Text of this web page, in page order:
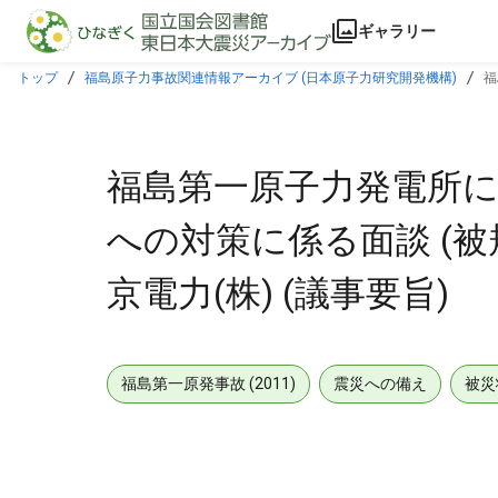
本文に飛ぶ
ギャラリー
トップ 福島原子力事故関連情報アーカイブ (日本原子力研究開発機構)
福島第一原子力発電所
への対策に係る面談 (
京電力(株) (議事要旨)
福島第一原発事故 (2011) 震災への備え 被災